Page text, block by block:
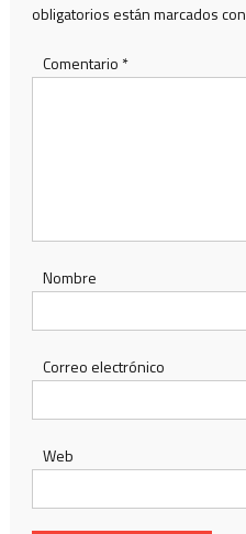
obligatorios están marcados con
Comentario *
Nombre
Correo electrónico
Web